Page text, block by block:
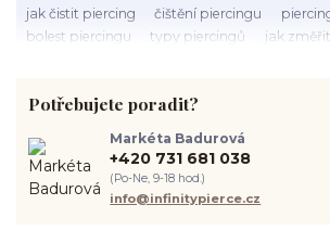
jak čistit piercing
čištění piercingu
bolest piercingu
typy piercingů
jak
hygiena piercingu
tipy pro piercing
piercing ucha
chirurgická ocel 316L
spravná velikost piercingu
jak pečovat o piercing
medusa piercing
Potřebujete poradit?
Markéta Badurová
+420 731 681 038
(Po-Ne, 9-18 hod.)
info@infinitypierce.cz